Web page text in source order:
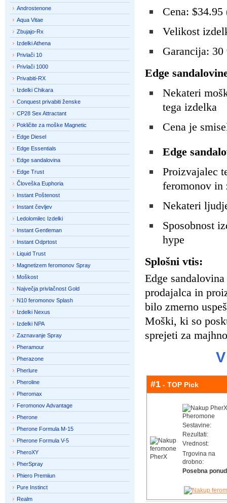
Cena: $34.95
Velikost
Garancija: 30
Edge
Nekateri
tega izdelka
Cena je
Edge
Proizvajalec
feromonov in
Nekateri
Sposobnost
hype
Splošni vtis:
Edge
prodajalca in
bilo zmerno
Moški, ki so
sprejeti za
#1 - TOP Pick
Sestavine:
Rezultati:
Vrednost:
Trgovina na
drobno:
Posebna
Androstenone
Aqua Vitae
Zbujajo-Rx
Izdelki Athena
Privlači 10
Privlači 1000
Privabiti-RX
Izdelki Chikara
Conquest privabiti ženske
CP28 Sex Attractant
Pokličite za moške Magnetic
Edge Diesel
Edge Essentials
Edge sandalovina
Edge Trust
Človeška Euphoria
Instant Poštenost
Instant čevljev
Ledolomilec Izdelki
Instant Gentleman
Instant Odprtost
Liquid Trust
Magnetizem feromonov Spray
Moškost
Največja privlačnost Gold
N10 feromonov Splash
Izdelki Nexus
Izdelki NPA
Zaznavanje Spray
Pheramour
Pherazone
Pherlure
Pheroline
Pheromax
Feromonov Advantage
Pherone
Pherone Formula M-15
Pherone Formula V-5
PheroXY
PherSpray
Phiero Premiiun
Pure Instinct
Realm